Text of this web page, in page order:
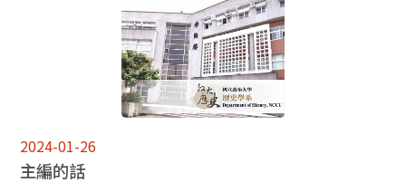
2024-01-26
主編的話